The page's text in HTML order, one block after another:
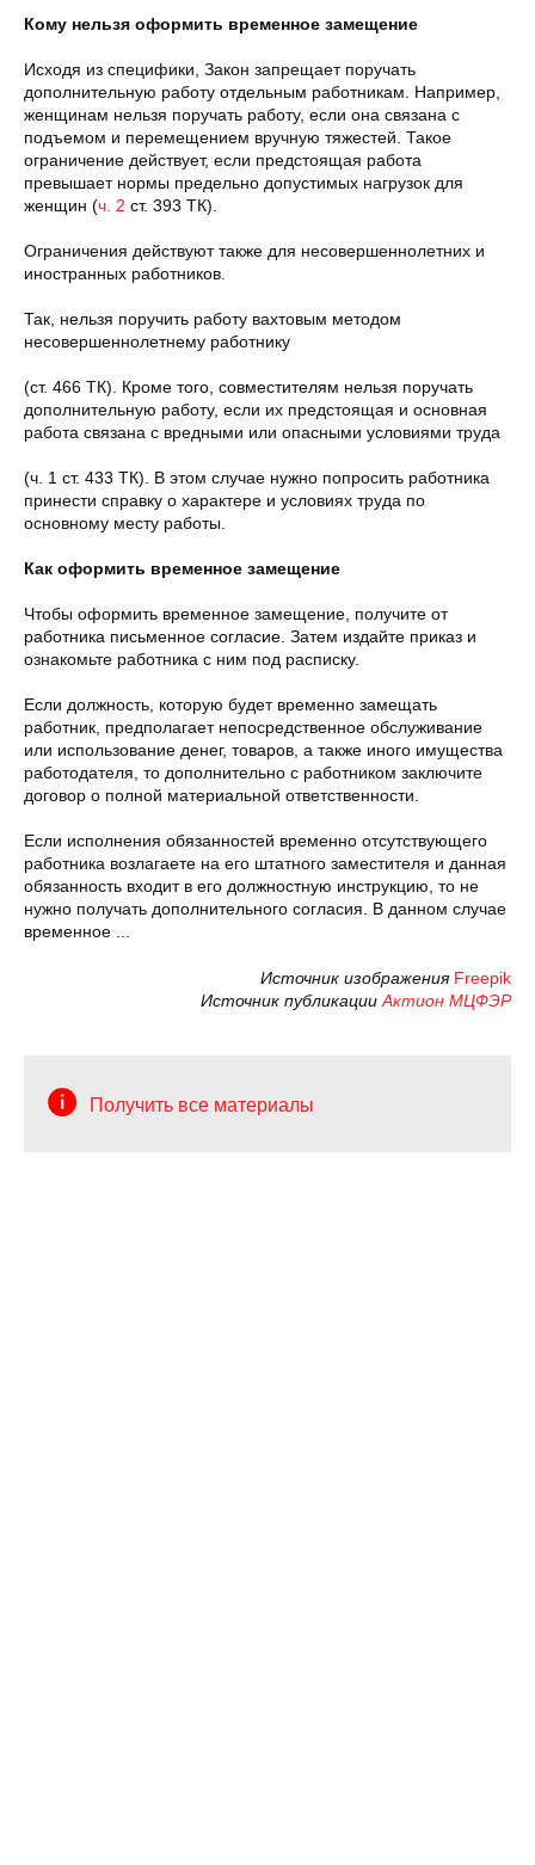
Кому нельзя оформить временное замещение
Исходя из специфики, Закон запрещает поручать
дополнительную работу отдельным работникам. Например,
женщинам нельзя поручать работу, если она связана с
подъемом и перемещением вручную тяжестей. Такое
ограничение действует, если предстоящая работа
превышает нормы предельно допустимых нагрузок для
женщин (ч. 2 ст. 393 ТК).
Ограничения действуют также для несовершеннолетних и
иностранных работников.
Так, нельзя поручить работу вахтовым методом
несовершеннолетнему работнику
(ст. 466 ТК). Кроме того, совместителям нельзя поручать
дополнительную работу, если их предстоящая и основная
работа связана с вредными или опасными условиями труда
(ч. 1 ст. 433 ТК). В этом случае нужно попросить работника
принести справку о характере и условиях труда по
основному месту работы.
Как оформить временное замещение
Чтобы оформить временное замещение, получите от
работника письменное согласие. Затем издайте приказ и
ознакомьте работника с ним под расписку.
Если должность, которую будет временно замещать
работник, предполагает непосредственное обслуживание
или использование денег, товаров, а также иного имущества
работодателя, то дополнительно с работником заключите
договор о полной материальной ответственности.
Если исполнения обязанностей временно отсутствующего
работника возлагаете на его штатного заместителя и данная
обязанность входит в его должностную инструкцию, то не
нужно получать дополнительного согласия. В данном случае
временное ...
Источник изображения Freepik
Источник публикации Актион МЦФЭР
Получить все материалы